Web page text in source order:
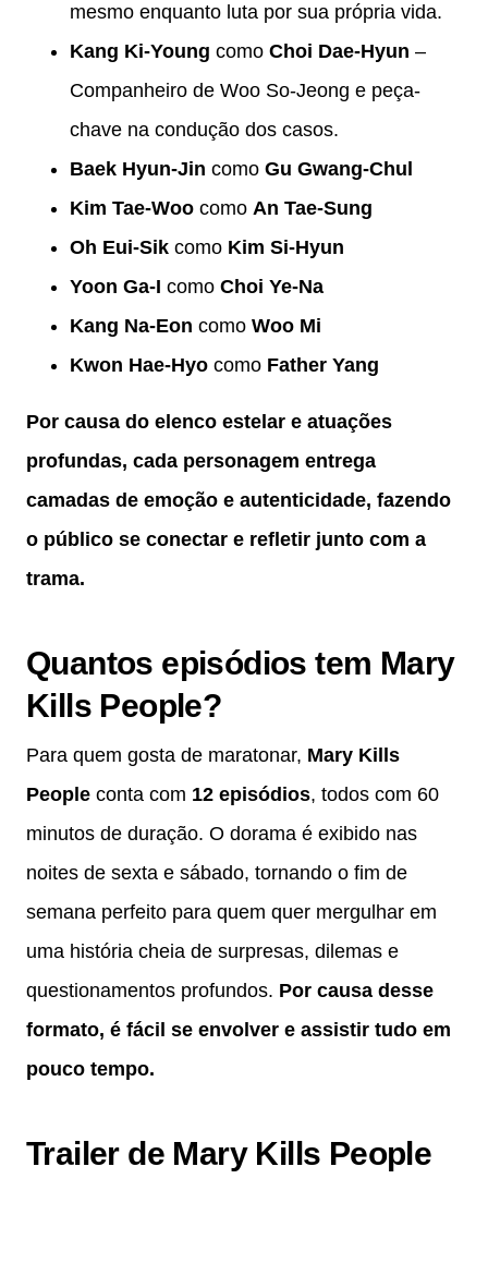
mesmo enquanto luta por sua própria vida.
Kang Ki-Young como Choi Dae-Hyun –
Companheiro de Woo So-Jeong e peça-
chave na condução dos casos.
Baek Hyun-Jin como Gu Gwang-Chul
Kim Tae-Woo como An Tae-Sung
Oh Eui-Sik como Kim Si-Hyun
Yoon Ga-I como Choi Ye-Na
Kang Na-Eon como Woo Mi
Kwon Hae-Hyo como Father Yang
Por causa do elenco estelar e atuações
profundas, cada personagem entrega
camadas de emoção e autenticidade, fazendo
o público se conectar e refletir junto com a
trama.
Quantos episódios tem Mary
Kills People?
Para quem gosta de maratonar, Mary Kills
People conta com 12 episódios, todos com 60
minutos de duração. O dorama é exibido nas
noites de sexta e sábado, tornando o fim de
semana perfeito para quem quer mergulhar em
uma história cheia de surpresas, dilemas e
questionamentos profundos. Por causa desse
formato, é fácil se envolver e assistir tudo em
pouco tempo.
Trailer de Mary Kills People